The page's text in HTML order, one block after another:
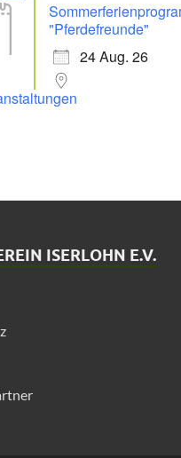
"Pferdefreunde"
24 Aug. 26
ISERLOHN E.V.